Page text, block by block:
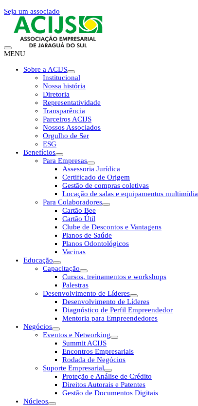
Seja um associado
MENU
Sobre a ACIJS
Institucional
Nossa história
Diretoria
Representatividade
Transparência
Parceiros ACIJS
Nossos Associados
Orgulho de Ser
ESG
Benefícios
Para Empresas
Assessoria Jurídica
Certificado de Origem
Gestão de compras coletivas
Locação de salas e equipamentos multimídia
Para Colaboradores
Cartão Bee
Cartão Útil
Clube de Descontos e Vantagens
Planos de Saúde
Planos Odontológicos
Vacinas
Educação
Capacitação
Cursos, treinamentos e workshops
Palestras
Desenvolvimento de Líderes
Desenvolvimento de Líderes
Diagnóstico de Perfil Empreendedor
Mentoria para Empreendedores
Negócios
Eventos e Networking
Summit ACIJS
Encontros Empresariais
Rodada de Negócios
Suporte Empresarial
Proteção e Análise de Crédito
Direitos Autorais e Patentes
Gestão de Documentos Digitais
Núcleos